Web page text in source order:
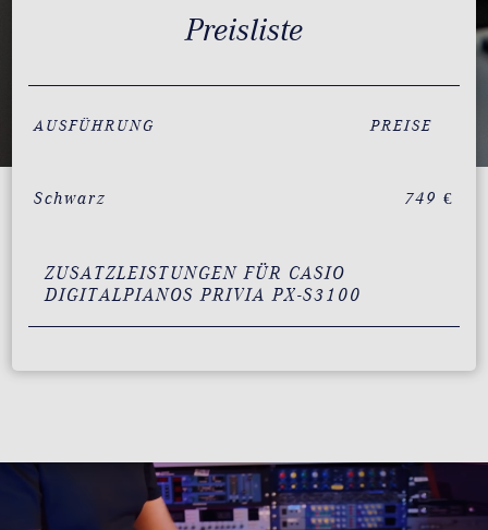
Preisliste
AUSFÜHRUNG PREISE
Schwarz 749 €
ZUSATZLEISTUNGEN FÜR CASIO
DIGITALPIANOS PRIVIA PX-S3100